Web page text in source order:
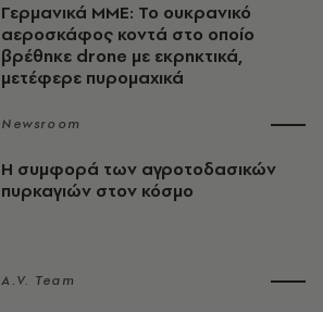
Γερμανικά ΜΜΕ: Το ουκρανικό
αεροσκάφος κοντά στο οποίο
βρέθηκε drone με εκρηκτικά,
μετέφερε πυρομαχικά
Newsroom
Η συμφορά των αγροτοδασικών
πυρκαγιών στον κόσμο
A.V. Team